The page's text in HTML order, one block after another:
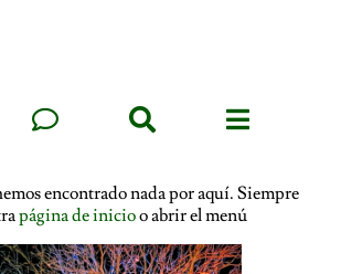
encontrado nada por aquí. Siempre
página de inicioo abrir el menú